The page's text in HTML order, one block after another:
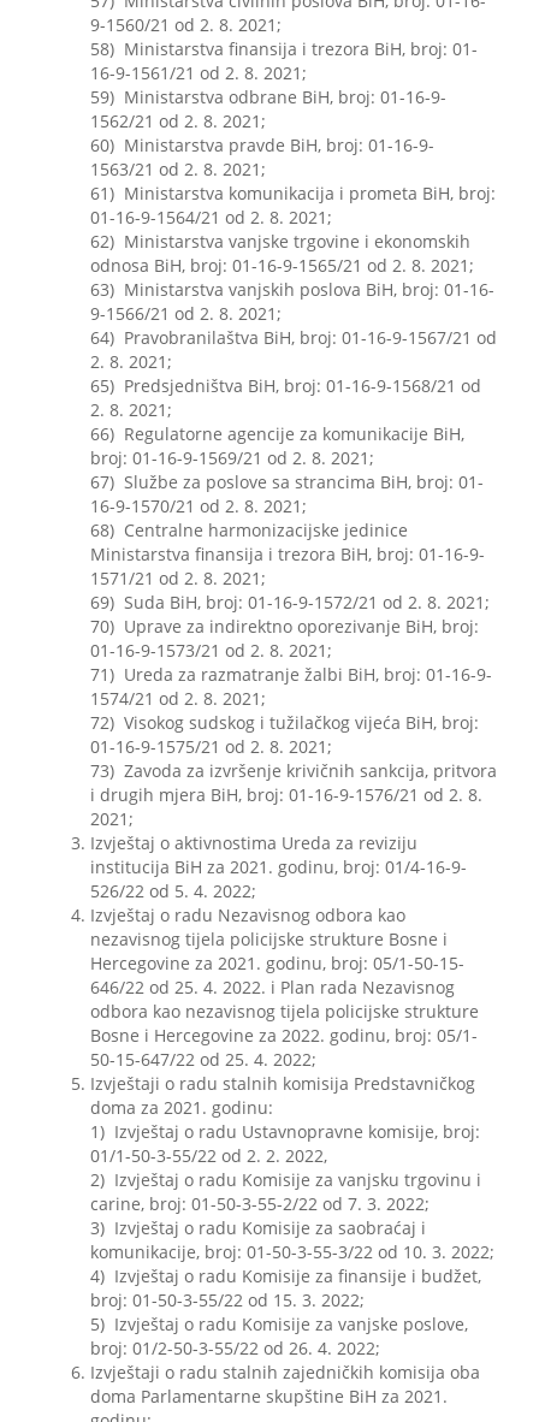
9-1560/21 od 2. 8. 2021;
58) Ministarstva finansija i trezora BiH, broj: 01-
16-9-1561/21 od 2. 8. 2021;
59) Ministarstva odbrane BiH, broj: 01-16-9-
1562/21 od 2. 8. 2021;
60) Ministarstva pravde BiH, broj: 01-16-9-
1563/21 od 2. 8. 2021;
61) Ministarstva komunikacija i prometa BiH, broj:
01-16-9-1564/21 od 2. 8. 2021;
62) Ministarstva vanjske trgovine i ekonomskih
odnosa BiH, broj: 01-16-9-1565/21 od 2. 8. 2021;
63) Ministarstva vanjskih poslova BiH, broj: 01-16-
9-1566/21 od 2. 8. 2021;
64) Pravobranilaštva BiH, broj: 01-16-9-1567/21 od
2. 8. 2021;
65) Predsjedništva BiH, broj: 01-16-9-1568/21 od
2. 8. 2021;
66) Regulatorne agencije za komunikacije BiH,
broj: 01-16-9-1569/21 od 2. 8. 2021;
67) Službe za poslove sa strancima BiH, broj: 01-
16-9-1570/21 od 2. 8. 2021;
68) Centralne harmonizacijske jedinice
Ministarstva finansija i trezora BiH, broj: 01-16-9-
1571/21 od 2. 8. 2021;
69) Suda BiH, broj: 01-16-9-1572/21 od 2. 8. 2021;
70) Uprave za indirektno oporezivanje BiH, broj:
01-16-9-1573/21 od 2. 8. 2021;
71) Ureda za razmatranje žalbi BiH, broj: 01-16-9-
1574/21 od 2. 8. 2021;
72) Visokog sudskog i tužilačkog vijeća BiH, broj:
01-16-9-1575/21 od 2. 8. 2021;
73) Zavoda za izvršenje krivičnih sankcija, pritvora
i drugih mjera BiH, broj: 01-16-9-1576/21 od 2. 8.
2021;
Izvještaj o aktivnostima Ureda za reviziju
institucija BiH za 2021. godinu, broj: 01/4-16-9-
526/22 od 5. 4. 2022;
Izvještaj o radu Nezavisnog odbora kao
nezavisnog tijela policijske strukture Bosne i
Hercegovine za 2021. godinu, broj: 05/1-50-15-
646/22 od 25. 4. 2022. i Plan rada Nezavisnog
odbora kao nezavisnog tijela policijske strukture
Bosne i Hercegovine za 2022. godinu, broj: 05/1-
50-15-647/22 od 25. 4. 2022;
Izvještaji o radu stalnih komisija Predstavničkog
doma za 2021. godinu:
1) Izvještaj o radu Ustavnopravne komisije, broj:
01/1-50-3-55/22 od 2. 2. 2022,
2) Izvještaj o radu Komisije za vanjsku trgovinu i
carine, broj: 01-50-3-55-2/22 od 7. 3. 2022;
3) Izvještaj o radu Komisije za saobraćaj i
komunikacije, broj: 01-50-3-55-3/22 od 10. 3. 2022;
4) Izvještaj o radu Komisije za finansije i budžet,
broj: 01-50-3-55/22 od 15. 3. 2022;
5) Izvještaj o radu Komisije za vanjske poslove,
broj: 01/2-50-3-55/22 od 26. 4. 2022;
Izvještaji o radu stalnih zajedničkih komisija oba
doma Parlamentarne skupštine BiH za 2021.